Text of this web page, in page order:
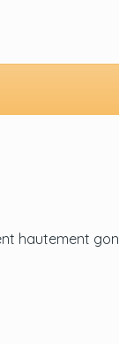
hautement